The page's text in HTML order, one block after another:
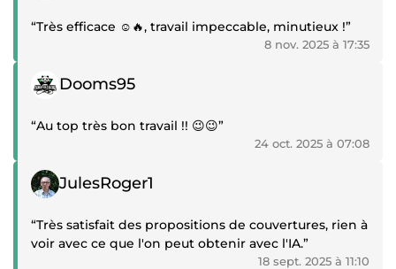
“Très efficace ☺️🔥, travail impeccable, minutieux !”
8 nov. 2025 à 17:35
Témoignage positif
Dooms95
“Au top très bon travail !! 😉😉”
24 oct. 2025 à 07:08
Témoignage positif
JulesRoger1
“Très satisfait des propositions de couvertures, rien à
voir avec ce que l'on peut obtenir avec l'IA.”
18 sept. 2025 à 11:10